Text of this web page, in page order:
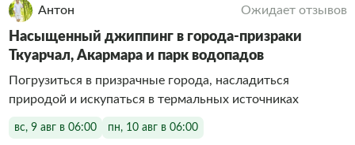
Антон Ожидает отзывов
Насыщенный джиппинг в города-призраки
Ткуарчал, Акармара и парк водопадов
Погрузиться в призрачные города, насладиться
природой и искупаться в термальных источниках
вс, 9 авг в 06:00 пн, 10 авг в 06:00